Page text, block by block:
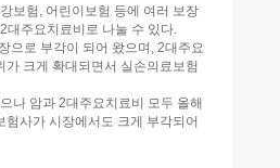
보험, 어린이보험 등에 여러 보장
대주요치료비로 나눌 수 있다.
으로 부각이 되어 왔으며, 2대주요
크게 확대되면서 실손의료보험
나 암과 2대주요치료비 모두 올해
사가 시장에서도 크게 부각되어